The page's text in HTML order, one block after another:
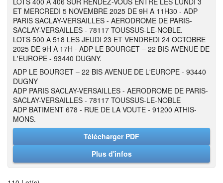
ET MERCREDI 5 NOVEMBRE 2025 DE 9H A 11H30 - ADP
PARIS SACLAY-VERSAILLES - AERODROME DE PARIS-
SACLAY-VERSAILLES - 78117 TOUSSUS-LE-NOBLE.
LOTS 500 A 518 LES JEUDI 23 ET VENDREDI 24 OCTOBRE
2025 DE 9H A 17H - ADP LE BOURGET – 22 BIS AVENUE DE
L'EUROPE - 93440 DUGNY.
ADP LE BOURGET – 22 BIS AVENUE DE L'EUROPE - 93440
DUGNY
ADP PARIS SACLAY-VERSAILLES - AERODROME DE PARIS-
SACLAY-VERSAILLES - 78117 TOUSSUS-LE-NOBLE
ADP BATIMENT 678 - RUE DE LA VOUTE - 91200 ATHIS-
MONS.
Télécharger PDF
Plus d'infos